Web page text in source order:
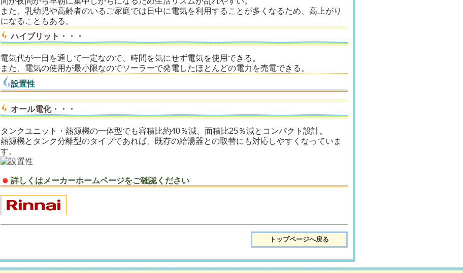
また、乳幼児や高齢者のいるご家庭では日中に電気を利用することが多くなるため、高上がり
になることもある。
ハイブリット・・・
電気代が一日を通して一定なので、時間を気にせず電気を使用できる。
また、電気の使用が最小限なのでソーラーで発電したほとんどの電力を売電できる。
設置性
オール電化・・・
タンクユニット・熱源機の一体型でも容積比約40％減、面積比25％減とコンパクト設計。
熱源機とタンク分離型のタイプであれば、既存の給湯器との取替にも対応しやすくなっていま
す。
詳しくはメーカーホームページをご確認ください
トップページへ戻る